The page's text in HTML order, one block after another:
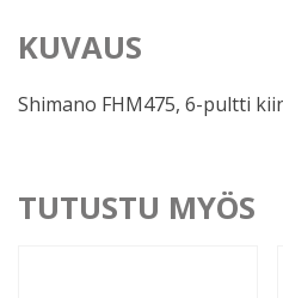
KUVAUS
Shimano FHM475, 6-pultti
TUTUSTU MYÖS